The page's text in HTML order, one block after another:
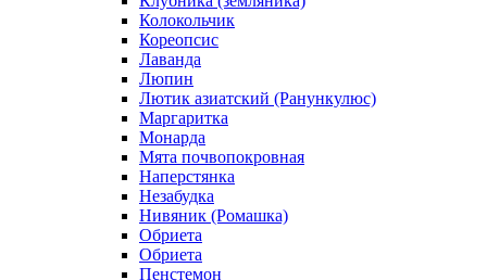
Колокольчик
Кореопсис
Лаванда
Люпин
Лютик азиатский (Ранункулюс)
Маргаритка
Монарда
Мята почвопокровная
Наперстянка
Незабудка
Нивяник (Ромашка)
Обриета
Обриета
Пенстемон